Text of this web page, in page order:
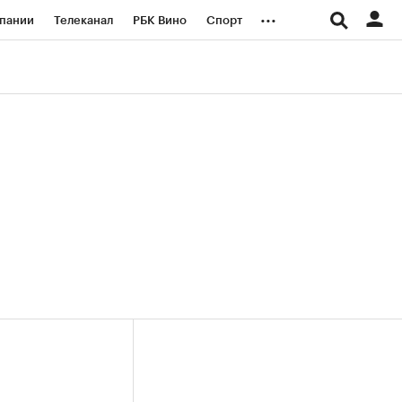
Телеканал РБК Вино Спорт ...